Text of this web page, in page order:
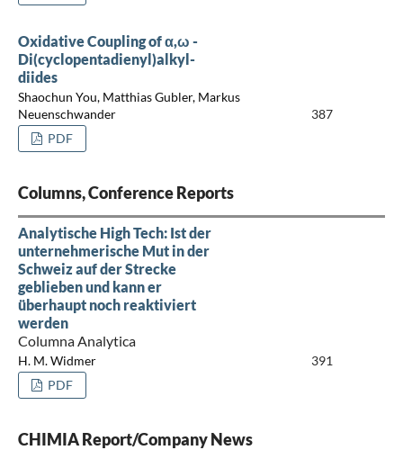
Oxidative Coupling of α,ω -
Di(cyclopentadienyl)alkyl-
diides
Shaochun You, Matthias Gubler, Markus
Neuenschwander
387
PDF
Columns, Conference Reports
Analytische High Tech: Ist der
unternehmerische Mut in der
Schweiz auf der Strecke
geblieben und kann er
überhaupt noch reaktiviert
werden
Columna Analytica
H. M. Widmer
391
PDF
CHIMIA Report/Company News